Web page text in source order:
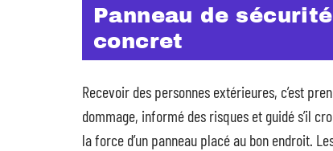
Panneau de
concret
Recevoir des personnes extérieures, c’est
dommage, informé des risques et guidé s’il
la force d’un panneau placé au bon endroit.